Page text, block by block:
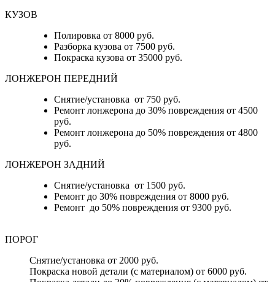
КУЗОВ
Полировка от 8000 руб.
Разборка кузова от 7500 руб.
Покраска кузова от 35000 руб.
ЛОНЖЕРОН ПЕРЕДНИЙ
Снятие/установка от 750 руб.
Ремонт лонжерона до 30% повреждения от 4500
руб.
Ремонт лонжерона до 50% повреждения от 4800
руб.
ЛОНЖЕРОН ЗАДНИЙ
Снятие/установка от 1500 руб.
Ремонт до 30% повреждения от 8000 руб.
Ремонт до 50% повреждения от 9300 руб.
ПОРОГ
Снятие/установка от 2000 руб.
Покраска новой детали (с материалом) от 6000 руб.